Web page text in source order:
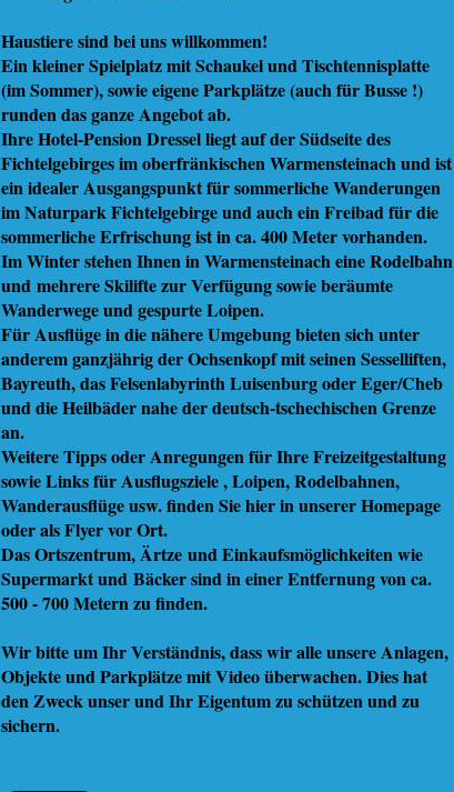
Haustiere sind bei uns willkommen!
Ein kleiner Spielplatz mit Schaukel und Tischtennisplatte
(im Sommer), sowie eigene Parkplätze (auch für Busse !)
runden das ganze Angebot ab.
Ihre Hotel-Pension Dressel liegt auf der Südseite des
Fichtelgebirges im oberfränkischen Warmensteinach und ist
ein idealer Ausgangspunkt für sommerliche Wanderungen
im Naturpark Fichtelgebirge und auch ein Freibad für die
sommerliche Erfrischung ist in ca. 400 Meter vorhanden.
Im Winter stehen Ihnen in Warmensteinach eine Rodelbahn
und mehrere Skilifte zur Verfügung sowie beräumte
Wanderwege und gespurte Loipen.
Für Ausflüge in die nähere Umgebung bieten sich unter
anderem ganzjährig der Ochsenkopf mit seinen Sesselliften,
Bayreuth, das Felsenlabyrinth Luisenburg oder Eger/Cheb
und die Heilbäder nahe der deutsch-tschechischen Grenze
an.
Weitere Tipps oder Anregungen für Ihre Freizeitgestaltung
sowie Links für Ausflugsziele , Loipen, Rodelbahnen,
Wanderausflüge usw. finden Sie hier in unserer Homepage
oder als Flyer vor Ort.
Das Ortszentrum, Ärtze und Einkaufsmöglichkeiten wie
Supermarkt und Bäcker sind in einer Entfernung von ca.
500 - 700 Metern zu finden.
Wir bitte um Ihr Verständnis, dass wir alle unsere Anlagen,
Objekte und Parkplätze mit Video überwachen. Dies hat
den Zweck unser und Ihr Eigentum zu schützen und zu
sichern.